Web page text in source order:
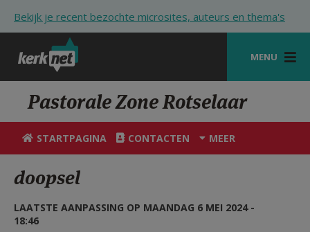
Bekijk je recent bezochte microsites, auteurs en thema's
MENU
STARTPAGINA
KERK
VIERINGEN
SHOP
ZOEKEN
Pastorale Zone Rotselaar
STARTPAGINA CONTACTEN MEER
doopsel
LAATSTE AANPASSING OP MAANDAG 6 MEI 2024 -
18:46